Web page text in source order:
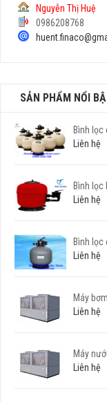
Nguyễn Thị Huệ
0986208768
SẢN PHẨM NỔI
Bình lọc
Liên hệ
Bình lọc
Liên hệ
Bình lọc
Liên hệ
Máy
Liên hệ
Máy
Liên hệ